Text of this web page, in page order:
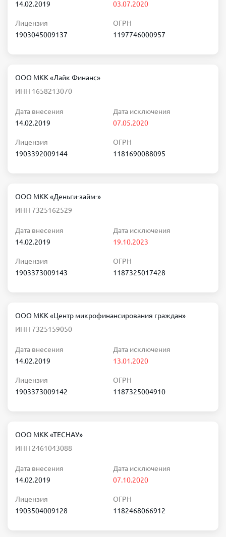
14.02.2019
03.07.2020
Лицензия
1903045009137
ОГРН
1197746000957
ООО МКК «Лайк Финанс»
ИНН 1658213070
Дата внесения
14.02.2019
Дата исключения
07.05.2020
Лицензия
1903392009144
ОГРН
1181690088095
ООО МКК «Деньги-займ-»
ИНН 7325162529
Дата внесения
14.02.2019
Дата исключения
19.10.2023
Лицензия
1903373009143
ОГРН
1187325017428
ООО МКК «Центр микрофинансирования граждан»
ИНН 7325159050
Дата внесения
14.02.2019
Дата исключения
13.01.2020
Лицензия
1903373009142
ОГРН
1187325004910
ООО МКК «ТЕСНАУ»
ИНН 2461043088
Дата внесения
14.02.2019
Дата исключения
07.10.2020
Лицензия
1903504009128
ОГРН
1182468066912